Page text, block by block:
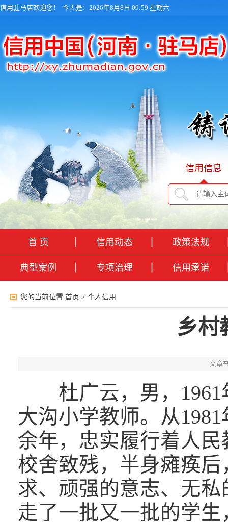
信用驻马店欢迎您！ 今天是：2026年8月8日 09:59 星期六
信用信息
首 页 信用动态 政策法规
典型案例 专项治理 信用承诺
您的当前位置:首页 > 个人信用
乡村
文章
杜广云，男，1961
大沟小学教师。从
余年，忠实履行着人
校舍致残，半身瘫痪
求、顽强的意志、无
走了一批又一批的学